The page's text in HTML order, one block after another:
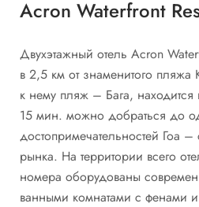
Acron Waterfront
Двухэтажный отель Acron
в 2,5 км от знаменитого
к нему пляж – Бага,
15 мин. можно добраться до
достопримечательностей Гоа –
рынка. На территории всего
номера оборудованы
ванными комнатами с фенами